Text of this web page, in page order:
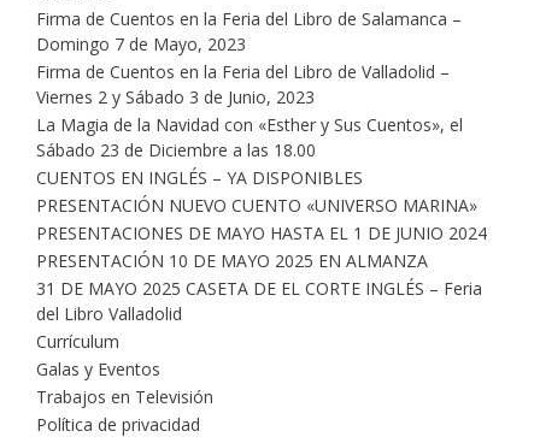
Firma de Cuentos en la Feria del Libro de Salamanca –
Domingo 7 de Mayo, 2023
Firma de Cuentos en la Feria del Libro de Valladolid –
Viernes 2 y Sábado 3 de Junio, 2023
La Magia de la Navidad con «Esther y Sus Cuentos», el
Sábado 23 de Diciembre a las 18.00
CUENTOS EN INGLÉS – YA DISPONIBLES
PRESENTACIÓN NUEVO CUENTO «UNIVERSO MARINA»
PRESENTACIONES DE MAYO HASTA EL 1 DE JUNIO 2024
PRESENTACIÓN 10 DE MAYO 2025 EN ALMANZA
31 DE MAYO 2025 CASETA DE EL CORTE INGLÉS – Feria
del Libro Valladolid
Currículum
Galas y Eventos
Trabajos en Televisión
Política de privacidad